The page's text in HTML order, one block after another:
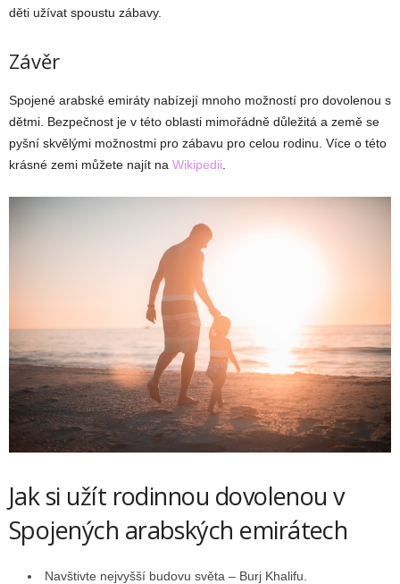
děti užívat spoustu zábavy.
Závěr
Spojené arabské emiráty nabízejí mnoho možností pro dovolenou s
dětmi. Bezpečnost je v této oblasti mimořádně důležitá a země se
pyšní skvělými možnostmi pro zábavu pro celou rodinu. Více o této
krásné zemi můžete najít na Wikipedii
Jak si užít rodinnou dovolenou v
Spojených arabských emirátech
Navštivte nejvyšší budovu světa – Burj Khalifu.